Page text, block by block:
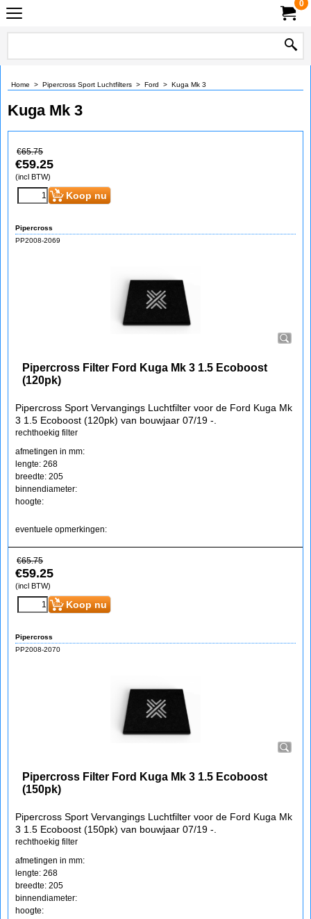
0
Home > Pipercross Sport Luchtfilters > Ford > Kuga Mk 3
Kuga Mk 3
€65.75
€59.25
(incl BTW)
Koop nu
Pipercross
PP2008-2069
Pipercross Filter Ford Kuga Mk 3 1.5 Ecoboost
(120pk)
Pipercross Sport Vervangings Luchtfilter voor de Ford Kuga Mk
3 1.5 Ecoboost (120pk) van bouwjaar 07/19 -.
rechthoekig filter
afmetingen in mm:
lengte: 268
breedte: 205
binnendiameter:
hoogte:
eventuele opmerkingen:
€65.75
€59.25
(incl BTW)
Koop nu
Pipercross
PP2008-2070
Pipercross Filter Ford Kuga Mk 3 1.5 Ecoboost
(150pk)
Pipercross Sport Vervangings Luchtfilter voor de Ford Kuga Mk
3 1.5 Ecoboost (150pk) van bouwjaar 07/19 -.
rechthoekig filter
afmetingen in mm:
lengte: 268
breedte: 205
binnendiameter:
hoogte: